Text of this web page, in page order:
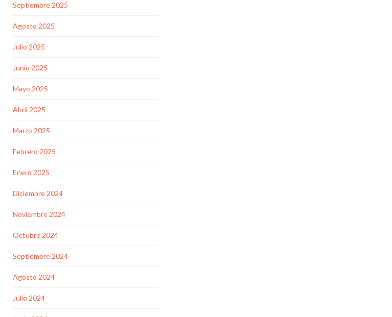
Septiembre 2025
Agosto 2025
Julio 2025
Junio 2025
Mayo 2025
Abril 2025
Marzo 2025
Febrero 2025
Enero 2025
Diciembre 2024
Noviembre 2024
Octubre 2024
Septiembre 2024
Agosto 2024
Julio 2024